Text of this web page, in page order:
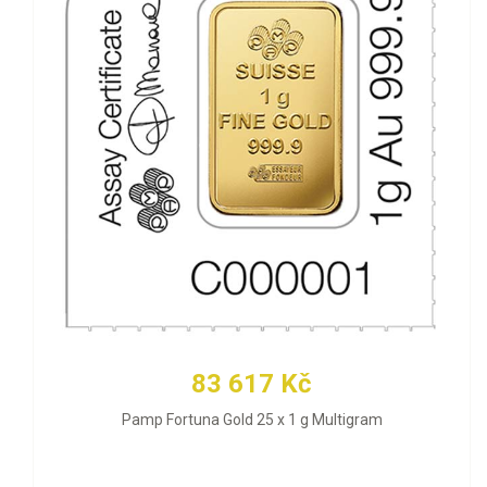
83 617 Kč
Pamp Fortuna Gold 25 x 1 g Multigram